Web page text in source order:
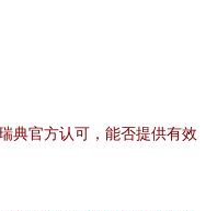
典官方认可，能否提供有效